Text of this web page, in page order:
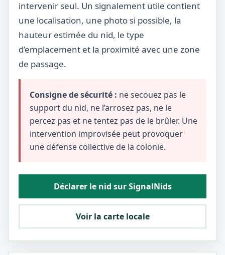
intervenir seul. Un signalement utile contient
une localisation, une photo si possible, la
hauteur estimée du nid, le type
d’emplacement et la proximité avec une zone
de passage.
Consigne de sécurité : ne secouez pas le
support du nid, ne l’arrosez pas, ne le
percez pas et ne tentez pas de le brûler. Une
intervention improvisée peut provoquer
une défense collective de la colonie.
Déclarer le nid sur SignalNids
Voir la carte locale